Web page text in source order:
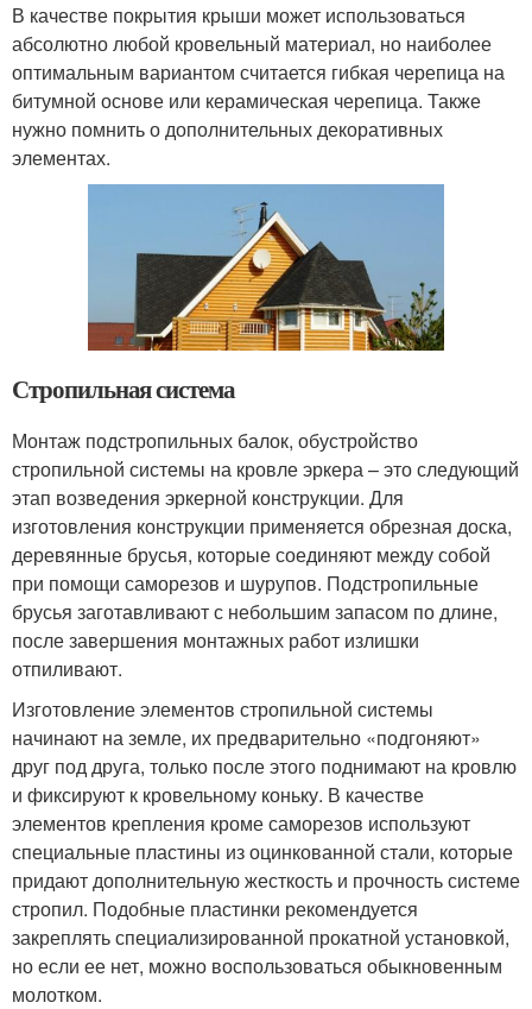
В качестве покрытия крыши может использоваться
абсолютно любой кровельный материал, но наиболее
оптимальным вариантом считается гибкая черепица на
битумной основе или керамическая черепица. Также
нужно помнить о дополнительных декоративных
элементах.
Стропильная система
Монтаж подстропильных балок, обустройство
стропильной системы на кровле эркера – это следующий
этап возведения эркерной конструкции. Для
изготовления конструкции применяется обрезная доска,
деревянные брусья, которые соединяют между собой
при помощи саморезов и шурупов. Подстропильные
брусья заготавливают с небольшим запасом по длине,
после завершения монтажных работ излишки
отпиливают.
Изготовление элементов стропильной системы
начинают на земле, их предварительно «подгоняют»
друг под друга, только после этого поднимают на кровлю
и фиксируют к кровельному коньку. В качестве
элементов крепления кроме саморезов используют
специальные пластины из оцинкованной стали, которые
придают дополнительную жесткость и прочность системе
стропил. Подобные пластинки рекомендуется
закреплять специализированной прокатной установкой,
но если ее нет, можно воспользоваться обыкновенным
молотком.